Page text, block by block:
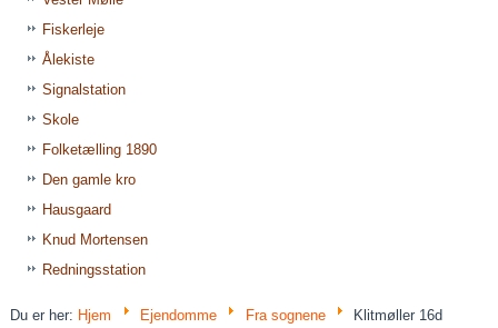
Fiskerleje
Ålekiste
Signalstation
Skole
Folketælling 1890
Den gamle kro
Hausgaard
Knud Mortensen
Redningsstation
Du er her: Hjem Ejendomme Fra sognene Klitmøller 16d